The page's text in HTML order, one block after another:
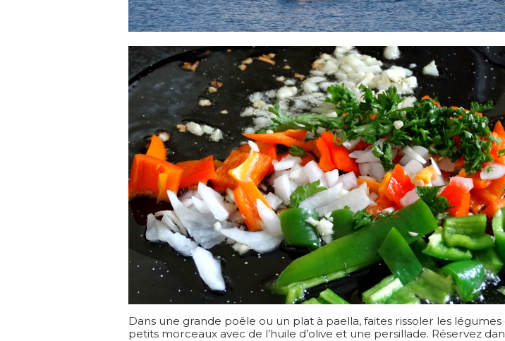
Dans une grande poêle ou un plat à paella, faites rissoler les
petits morceaux avec de l’huile d’olive et une persillade. Réservez